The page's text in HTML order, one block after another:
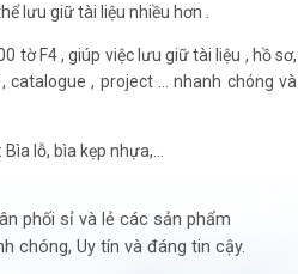
lưu giữ tài liệu nhiều hơn .
tờ F4 , giúp việc lưu giữ tài liệu , hồ sơ,
catalogue , project … nhanh chóng và
lỗ, bìa kẹp nhựa,…
phối sỉ và lẻ các sản phẩm
chóng, Uy tín và đáng tin cậy.